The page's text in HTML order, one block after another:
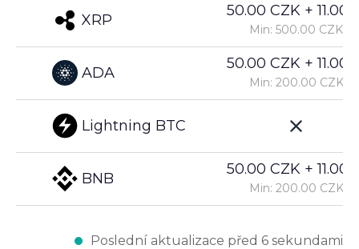
XRP
ADA
Lightning BTC
BNB
50.00 CZK +
Min: 500.00 CZK
50.00 CZK +
Min: 200.00 CZK
50.00 CZK +
Min: 200.00 CZK
Poslední aktualizace před 6 sekundami